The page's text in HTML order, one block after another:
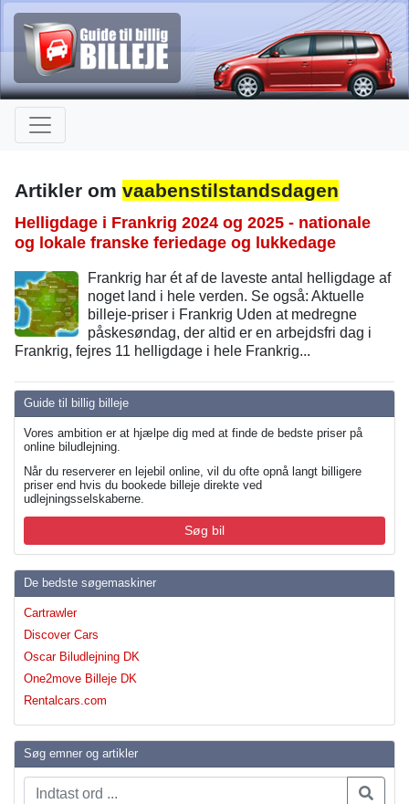
Guide til billig billeje
Vores ambition er at hjælpe dig med at finde de bedste priser på
online biludlejning.
Når du reserverer en lejebil online, vil du ofte opnå langt billigere
priser end hvis du bookede billeje direkte ved
udlejningsselskaberne.
Søg bil
De bedste søgemaskiner
Cartrawler
Discover Cars
Oscar Biludlejning DK
One2move Billeje DK
Rentalcars.com
Søg emner og artikler
Artikler om vaabenstilstandsdagen
Helligdage i Frankrig 2024 og 2025 - nationale
og lokale franske feriedage og lukkedage
Frankrig har ét af de laveste antal helligdage af
noget land i hele verden. Se også: Aktuelle
billeje-priser i Frankrig Uden at medregne
påskesøndag, der altid er en arbejdsfri dag i
Frankrig, fejres 11 helligdage i hele Frankrig...